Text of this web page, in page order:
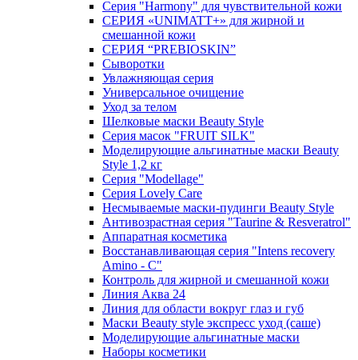
Серия "Harmony" для чувствительной кожи
СЕРИЯ «UNIMATT+» для жирной и
смешанной кожи
СЕРИЯ “PREBIOSKIN”
Сыворотки
Увлажняющая серия
Универсальное очищение
Уход за телом
Шелковые маски Beauty Style
Серия масок "FRUIT SILK"
Моделирующие альгинатные маски Beauty
Style 1,2 кг
Серия "Modellage"
Cерия Lovely Care
Несмываемые маски-пудинги Beauty Style
Антивозрастная серия "Taurine & Resveratrol"
Аппаратная косметика
Восстанавливающая серия "Intens recovery
Amino - C"
Контроль для жирной и смешанной кожи
Линия Аква 24
Линия для области вокруг глаз и губ
Маски Beauty style экспресс уход (саше)
Моделирующие альгинатные маски
Наборы косметики